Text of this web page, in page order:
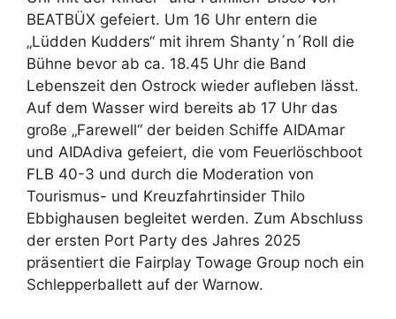
BEATBÜX gefeiert. Um 16 Uhr entern die
„Lüdden Kudders“ mit ihrem Shanty´n´Roll die
Bühne bevor ab ca. 18.45 Uhr die Band
Lebenszeit den Ostrock wieder aufleben lässt.
Auf dem Wasser wird bereits ab 17 Uhr das
große „Farewell“ der beiden Schiffe AIDAmar
und AIDAdiva gefeiert, die vom Feuerlöschboot
FLB 40-3 und durch die Moderation von
Tourismus- und Kreuzfahrtinsider Thilo
Ebbighausen begleitet werden. Zum Abschluss
der ersten Port Party des Jahres 2025
präsentiert die Fairplay Towage Group noch ein
Schlepperballett auf der Warnow.